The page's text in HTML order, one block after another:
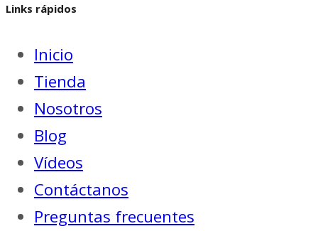
Links rápidos
Inicio
Tienda
Nosotros
Blog
Vídeos
Contáctanos
Preguntas frecuentes